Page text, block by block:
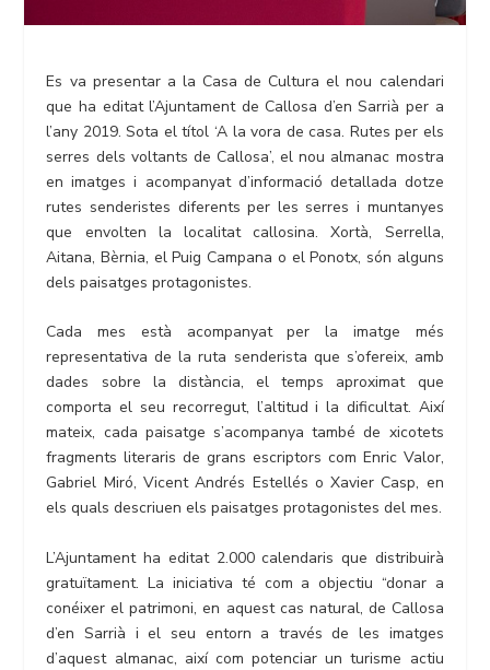
Es va presentar a la Casa de Cultura el nou calendari
que ha editat l’Ajuntament de Callosa d’en Sarrià per a
l’any 2019. Sota el títol ‘A la vora de casa. Rutes per els
serres dels voltants de Callosa’, el nou almanac mostra
en imatges i acompanyat d’informació detallada dotze
rutes senderistes diferents per les serres i muntanyes
que envolten la localitat callosina. Xortà, Serrella,
Aitana, Bèrnia, el Puig Campana o el Ponotx, són alguns
dels paisatges protagonistes.
Cada mes està acompanyat per la imatge més
representativa de la ruta senderista que s’ofereix, amb
dades sobre la distància, el temps aproximat que
comporta el seu recorregut, l’altitud i la dificultat. Així
mateix, cada paisatge s’acompanya també de xicotets
fragments literaris de grans escriptors com Enric Valor,
Gabriel Miró, Vicent Andrés Estellés o Xavier Casp, en
els quals descriuen els paisatges protagonistes del mes.
L’Ajuntament ha editat 2.000 calendaris que distribuirà
gratuïtament. La iniciativa té com a objectiu “donar a
conéixer el patrimoni, en aquest cas natural, de Callosa
d’en Sarrià i el seu entorn a través de les imatges
d’aquest almanac, així com potenciar un turisme actiu